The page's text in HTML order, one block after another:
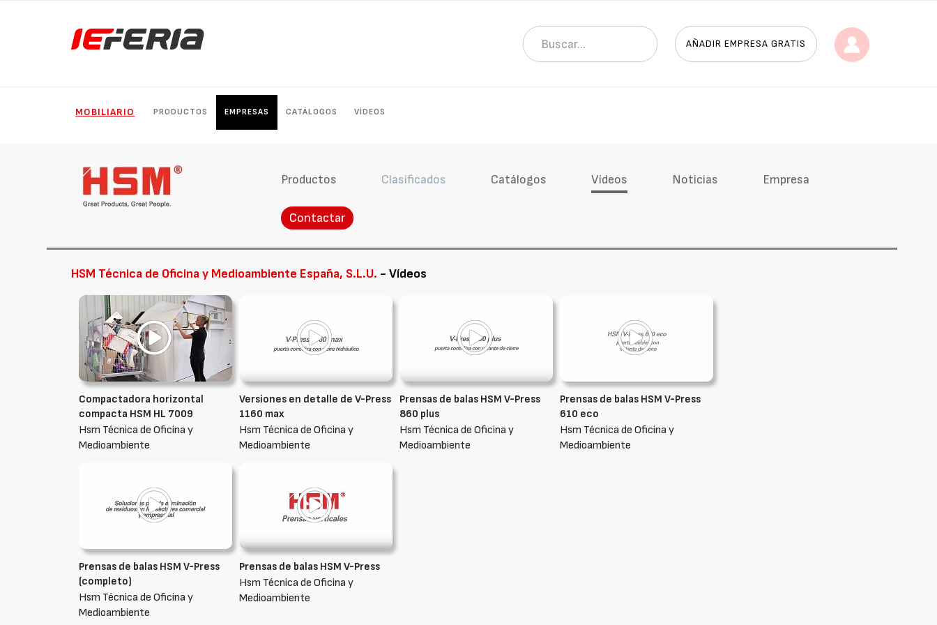
AÑADIR EMPRESA GRATIS
MOBILIARIO PRODUCTOS EMPRESAS CATÁLOGOS VÍDEOS
Productos Clasificados Catálogos Vídeos Noticias Empresa
Contactar
HSM Técnica de Oficina y Medioambiente España, S.L.U. - Vídeos
Compactadora horizontal
compacta HSM HL 7009
Hsm Técnica de Oficina y
Medioambiente
Versiones en detalle de V-Press
1160 max
Hsm Técnica de Oficina y
Medioambiente
Prensas de balas HSM V-Press
860 plus
Hsm Técnica de Oficina y
Medioambiente
Prensas de balas HSM V-Press
610 eco
Hsm Técnica de Oficina y
Medioambiente
Prensas de balas HSM V-Press
(completo)
Hsm Técnica de Oficina y
Medioambiente
Prensas de balas HSM V-Press
Hsm Técnica de Oficina y
Medioambiente